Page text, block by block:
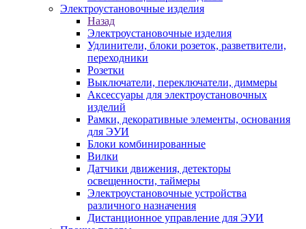
Электроустановочные изделия
Назад
Электроустановочные изделия
Удлинители, блоки розеток, разветвители,
переходники
Розетки
Выключатели, переключатели, диммеры
Аксессуары для электроустановочных
изделий
Рамки, декоративные элементы, основания
для ЭУИ
Блоки комбинированные
Вилки
Датчики движения, детекторы
освещенности, таймеры
Электроустановочные устройства
различного назначения
Дистанционное управление для ЭУИ